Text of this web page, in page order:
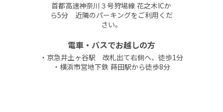
首都高速神奈川３号狩場線 花之木ICか
ら5分 近隣のパーキングをご利用くだ
さい。
電車・バスでお越しの方
・京急井土ヶ谷駅 改札出て右側へ、徒歩1分
・横浜市営地下鉄 蒔田駅から徒歩8分